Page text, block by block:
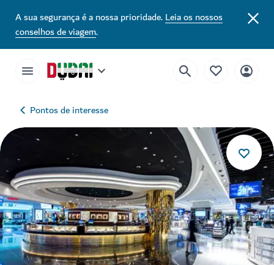
A sua segurança é a nossa prioridade.Leia os nossos
conselhos de viagem.
Pontos de interesse